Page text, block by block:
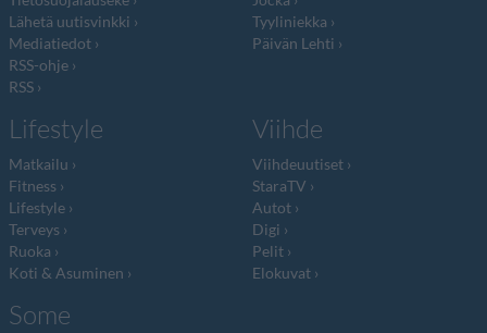
Lähetä uutisvinkki
Mediatiedot
RSS-ohje
RSS
Tyyliniekka
Päivän Lehti
Lifestyle
Matkailu
Fitness
Lifestyle
Terveys
Ruoka
Koti & Asuminen
Viihde
Viihdeuutiset
StaraTV
Autot
Digi
Pelit
Elokuvat
Some